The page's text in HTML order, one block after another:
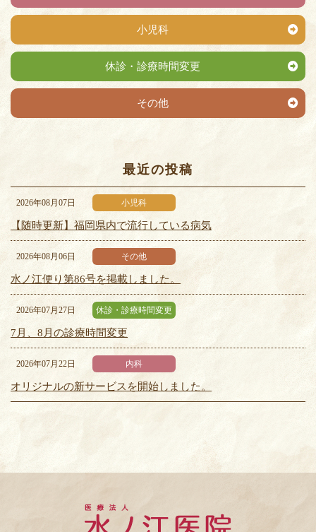
小児科
休診・診療時間変更
その他
最近の投稿
2026年08月07日 小児科
【随時更新】福岡県内で流行している病気
2026年08月06日 その他
水ノ江便り第86号を掲載しました。
2026年07月27日 休診・診療時間変更
7月、8月の診療時間変更
2026年07月22日 内科
オリジナルの新サービスを開始しました。